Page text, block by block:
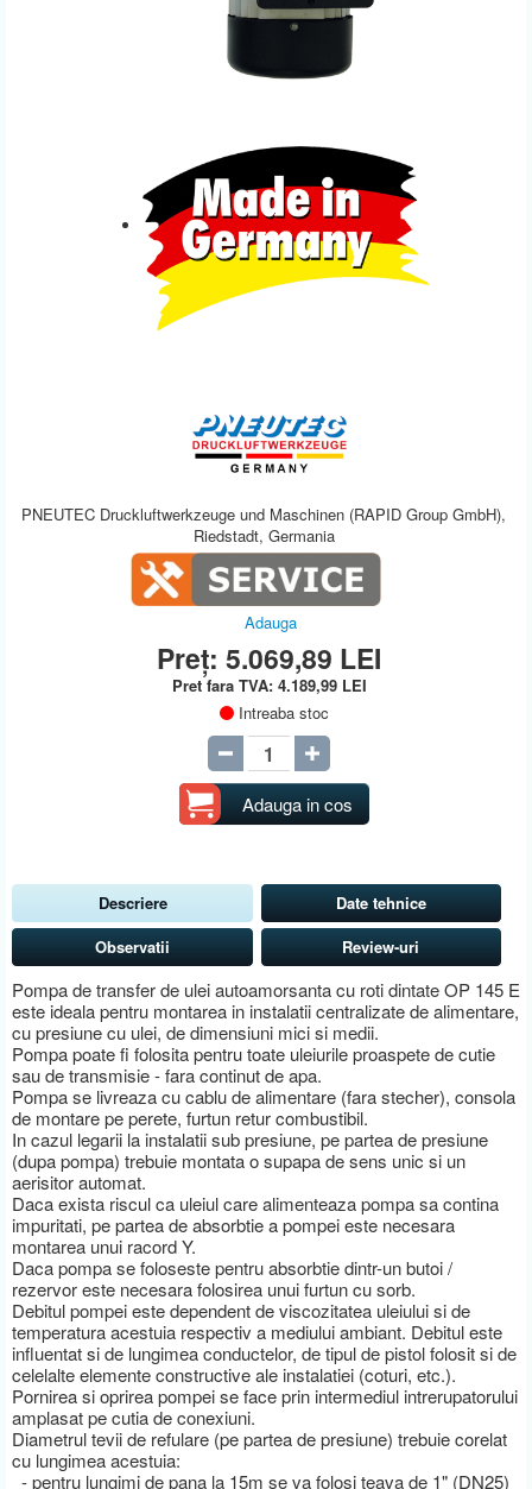
PNEUTEC Druckluftwerkzeuge und Maschinen (RAPID Group GmbH),
Riedstadt, Germania
Adauga
Preț:5.069,89 LEI
Pret fara TVA: 4.189,99 LEI
Intreaba stoc
Adauga in cos
Descriere
Pompa de transfer de ulei autoamorsanta cu roti dintate OP 145 E
este ideala pentru montarea in instalatii centralizate de alimentare,
cu presiune cu ulei, de dimensiuni mici si medii.
Pompa poate fi folosita pentru toate uleiurile proaspete de cutie
sau de transmisie - fara continut de apa.
Pompa se livreaza cu cablu de alimentare (fara stecher), consola
de montare pe perete, furtun retur combustibil.
In cazul legarii la instalatii sub presiune, pe partea de presiune
(dupa pompa) trebuie montata o supapa de sens unic si un
aerisitor automat.
Daca exista riscul ca uleiul care alimenteaza pompa sa contina
impuritati, pe partea de absorbtie a pompei este necesara
montarea unui racord Y.
Daca pompa se foloseste pentru absorbtie dintr-un butoi /
rezervor este necesara folosirea unui furtun cu sorb.
Debitul pompei este dependent de viscozitatea uleiului si de
temperatura acestuia respectiv a mediului ambiant. Debitul este
influentat si de lungimea conductelor, de tipul de pistol folosit si de
celelalte elemente constructive ale instalatiei (coturi, etc.).
Pornirea si oprirea pompei se face prin intermediul intrerupatorului
amplasat pe cutia de conexiuni.
Diametrul tevii de refulare (pe partea de presiune) trebuie corelat
cu lungimea acestuia:
- pentru lungimi de pana la 15m se va folosi teava de 1" (DN25)
Date tehnice
Observatii
Review-uri